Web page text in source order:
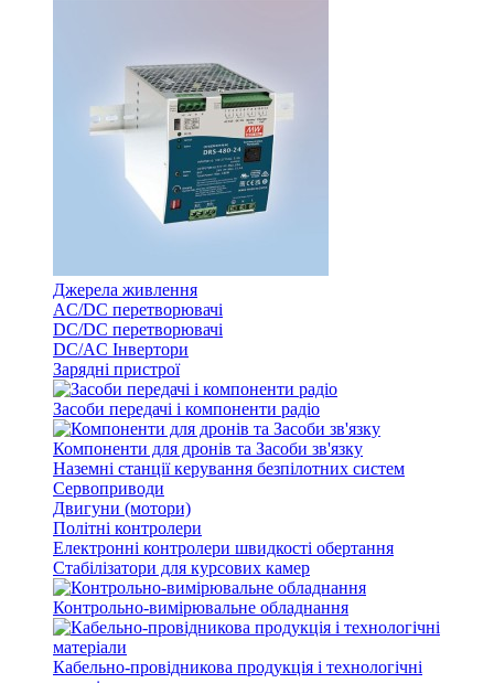
Джерела живлення
AC/DC перетворювачі
DC/DC перетворювачі
DC/AC Інвертори
Зарядні пристрої
Засоби передачі і компоненти радіо
Компоненти для дронів та Засоби зв'язку
Наземні станції керування безпілотних систем
Сервоприводи
Двигуни (мотори)
Політні контролери
Електронні контролери швидкості обертання
Стабілізатори для курсових камер
Контрольно-вимірювальне обладнання
Кабельно-провідникова продукція і технологічні